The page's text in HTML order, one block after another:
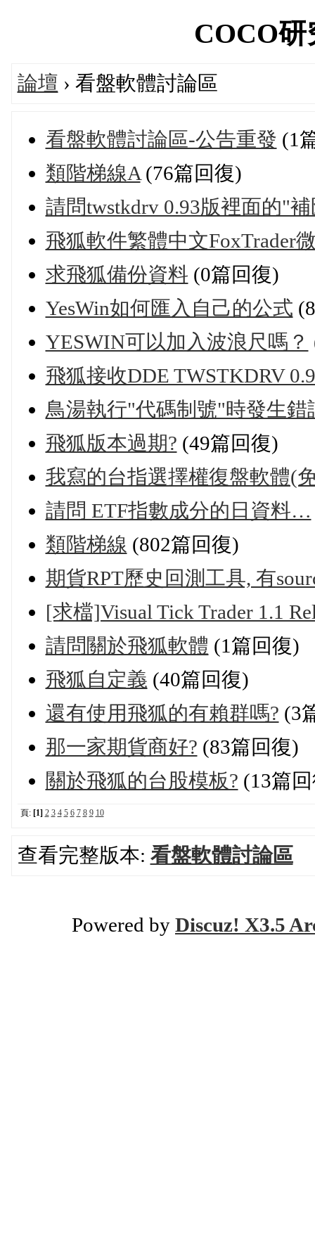
COCO
論壇 › 看盤軟體討論區
看盤軟體討論區-公告重發 (1
類階梯線A(76篇回復)
請問twstkdrv 0.93版裡面的"
飛狐軟件繁體中文FoxTrader
求飛狐備份資料 (0篇回復)
YesWin如何匯入自己的公式
YESWIN可以加入波浪尺嗎？
飛狐接收DDE TWSTKDRV
鳥湯執行"代碼制號"時發生錯
飛狐版本過期? (49篇回復)
我寫的台指選擇權復盤軟體(
請問 ETF指數成分的日資料…
類階梯線 (802篇回復)
期貨RPT歷史回測工具, 有
[求檔]Visual Tick Trader 1.1
請問關於飛狐軟體 (1篇回復)
飛狐自定義 (40篇回復)
還有使用飛狐的有賴群嗎? (3
那一家期貨商好? (83篇回復)
關於飛狐的台股模板? (13篇
頁: [1] 2 3 4 5 6 7 8 9 10
查看完整版本: 看盤軟體討論區
Powered by Discuz! X3.5